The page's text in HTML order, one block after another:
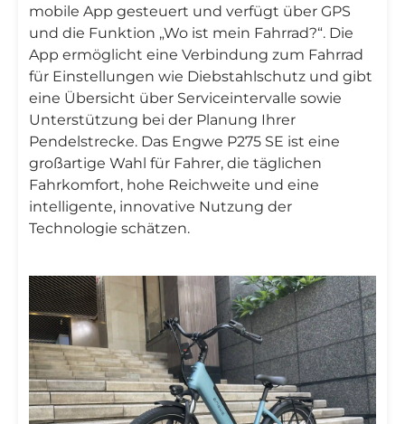
mobile App gesteuert und verfügt über GPS
und die Funktion „Wo ist mein Fahrrad?“. Die
App ermöglicht eine Verbindung zum Fahrrad
für Einstellungen wie Diebstahlschutz und gibt
eine Übersicht über Serviceintervalle sowie
Unterstützung bei der Planung Ihrer
Pendelstrecke. Das Engwe P275 SE ist eine
großartige Wahl für Fahrer, die täglichen
Fahrkomfort, hohe Reichweite und eine
intelligente, innovative Nutzung der
Technologie schätzen.